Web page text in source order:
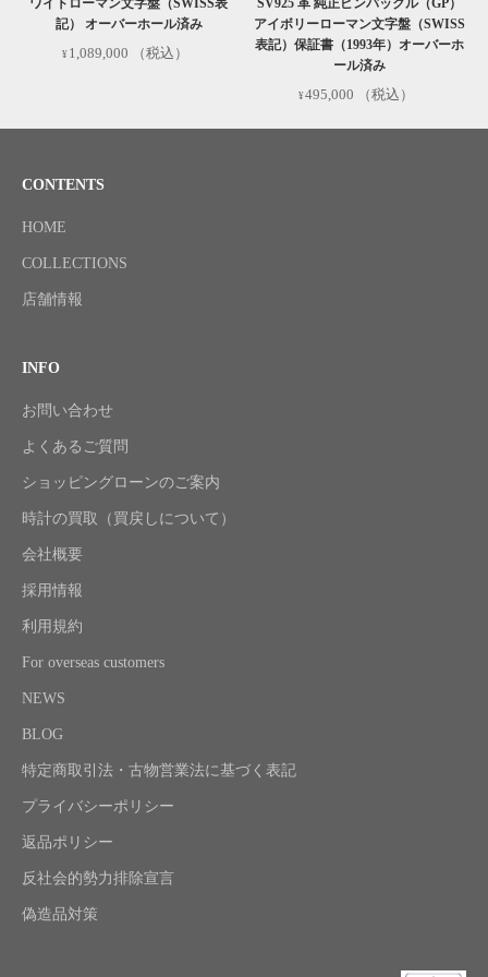
ワイトローマン文字盤（SWISS表
記） オーバーホール済み
1,089,000 （税込）
SV925 革 純正ピンバックル（GP）
アイボリーローマン文字盤（SWISS
表記）保証書（1993年）オーバーホ
ール済み
495,000 （税込）
CONTENTS
HOME
COLLECTIONS
店舗情報
INFO
お問い合わせ
よくあるご質問
ショッピングローンのご案内
時計の買取（買戻しについて）
会社概要
採用情報
利用規約
For overseas customers
NEWS
BLOG
特定商取引法・古物営業法に基づく表記
プライバシーポリシー
返品ポリシー
反社会的勢力排除宣言
偽造品対策